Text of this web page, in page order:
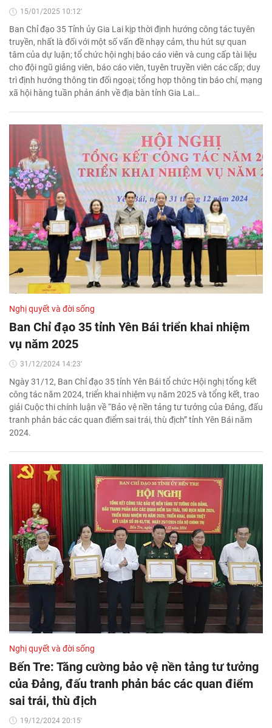
15/01/2025 10:12'
Ban Chỉ đạo 35 Tỉnh ủy Gia Lai kịp thời định hướng công tác tuyên
truyền, nhất là đối với một số vấn đề nhạy cảm, thu hút sự quan
tâm của dự luận; tổ chức hội nghị báo cáo viên và cung cấp tài liệu
cho đội ngũ giảng viên, báo cáo viên, tuyên truyền viên các cấp; duy
trì định hướng thông tin đối ngoại; tổng hợp thông tin báo chí, mạng
xã hội hàng tuần phản ánh về địa bàn tỉnh Gia Lai…
Nghị quyết và đời sống
Ban Chỉ đạo 35 tỉnh Yên Bái triển khai nhiệm
vụ năm 2025
31/12/2024 14:23'
Ngày 31/12, Ban Chỉ đạo 35 tỉnh Yên Bái tổ chức Hội nghị tổng kết
công tác năm 2024, triển khai nhiệm vụ năm 2025 và tổng kết, trao
giải Cuộc thi chính luận về “Bảo vệ nền tảng tư tưởng của Đảng, đấu
tranh phản bác các quan điểm sai trái, thù địch” tỉnh Yên Bái năm
2024.
Nghị quyết và đời sống
Bến Tre: Tăng cường bảo vệ nền tảng tư tưởng
của Đảng, đấu tranh phản bác các quan điểm
sai trái, thù địch
19/12/2024 20:15'